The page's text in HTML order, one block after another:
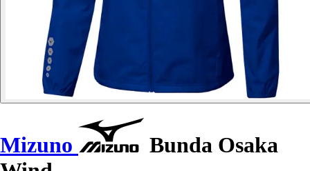
Mizuno
Bunda Osaka